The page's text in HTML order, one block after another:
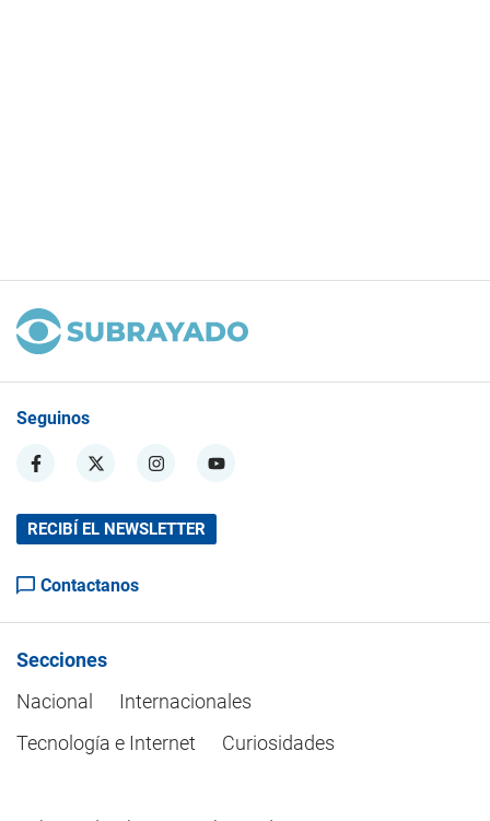
Seguinos
RECIBÍ EL NEWSLETTER
Contactanos
Secciones
Nacional
Internacionales
Tecnología e Internet
Curiosidades